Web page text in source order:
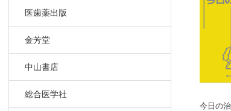
医歯薬出版
金芳堂
中山書店
総合医学社
今日の